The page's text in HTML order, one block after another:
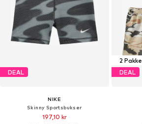
DEAL
NIKE
Skinny Sportsbukser
197,10 kr
2 Pakke
DEAL